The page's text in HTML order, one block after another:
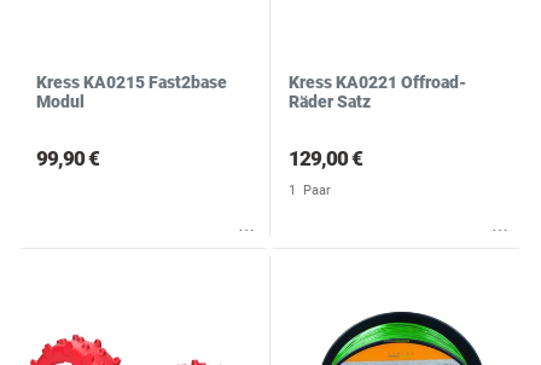
Kress KA0215 Fast2base
Modul
99,90 €
Kress KA0221 Offroad-
Räder Satz
129,00 €
1 Paar